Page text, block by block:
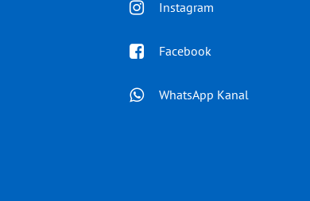
Instagram
Facebook
WhatsApp Kanal